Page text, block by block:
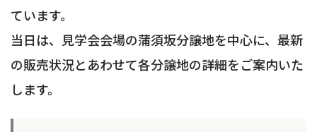
ています。
当日は、見学会会場の蒲須坂分譲地を中心に、最新
の販売状況とあわせて各分譲地の詳細をご案内いた
します。